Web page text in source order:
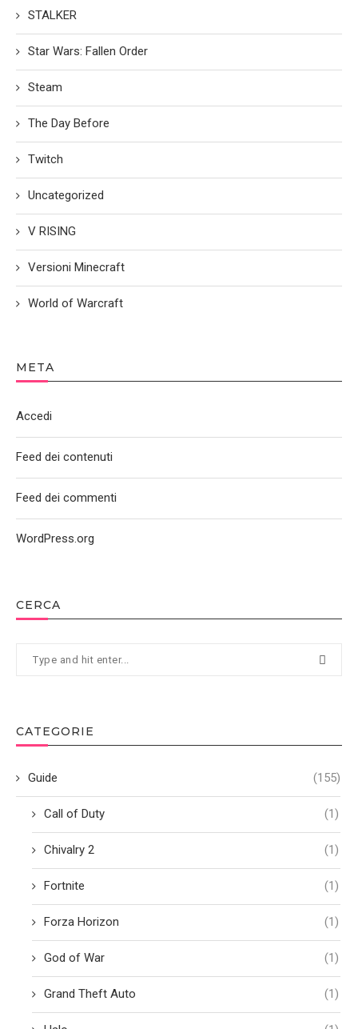
CERCA
CATEGORIE
Guide (155)
Call of Duty (1)
Chivalry 2 (1)
Fortnite (1)
Forza Horizon (1)
God of War (1)
Grand Theft Auto (1)
STALKER
Star Wars: Fallen Order
Steam
The Day Before
Twitch
Uncategorized
V RISING
Versioni Minecraft
World of Warcraft
META
Accedi
Feed dei contenuti
Feed dei commenti
WordPress.org